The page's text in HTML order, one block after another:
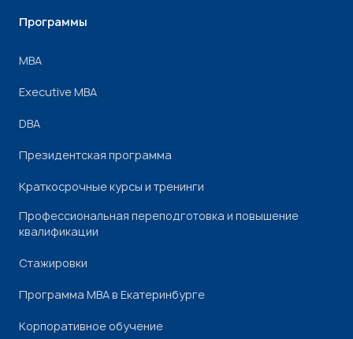
Программы
МВА
Executive MBA
DBA
Президентская программа
Краткосрочные курсы и тренинги
Профессиональная переподготовка и повышение
квалификации
Стажировки
Программа МВА в Екатеринбурге
Корпоративное обучение